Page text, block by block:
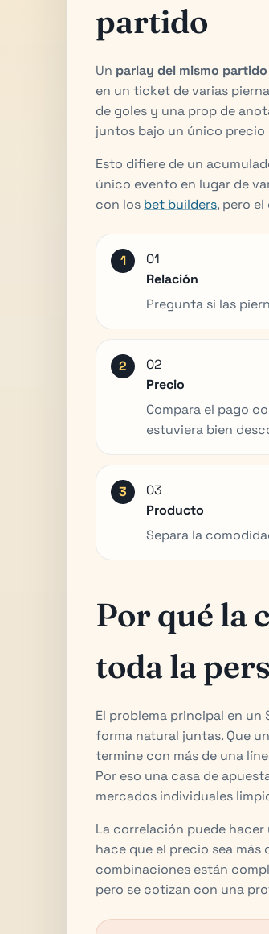
partido
Un parlay del mismo partido
en un ticket de varias
de goles y una prop de
juntos bajo un único precio
Esto difiere de un
único evento en lugar de
con los bet builders, pero
01
Relación
Pregunta si las
02
Precio
Compara el pago
estuviera bien
03
Producto
Separa la
Por qué la
toda la
El problema principal en un
forma natural juntas. Que
termine con más de una
Por eso una casa de
mercados individuales
La correlación puede
hace que el precio sea
combinaciones están
pero se cotizan con una